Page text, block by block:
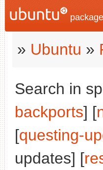
» Ubuntu »
Search in
backports] [
[questing-
updates] [